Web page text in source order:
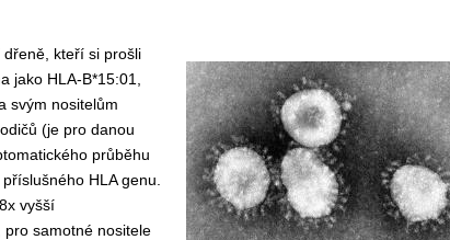
kteří si prošli
jako HLA-B*15:01,
svým nositelům
(je pro danou
průběhu
HLA genu.
vyšší
samotné nositele